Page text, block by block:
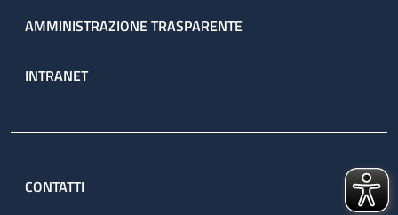
AMMINISTRAZIONE TRASPARENTE
INTRANET
CONTATTI